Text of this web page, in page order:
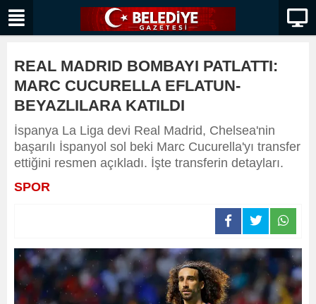
REAL MADRID BOMBAYI PATLATTI:
MARC CUCURELLA EFLATUN-
BEYAZLILARA KATILDI
İspanya La Liga devi Real Madrid, Chelsea'nin
başarılı İspanyol sol beki Marc Cucurella'yı transfer
ettiğini resmen açıkladı. İşte transferin detayları.
SPOR